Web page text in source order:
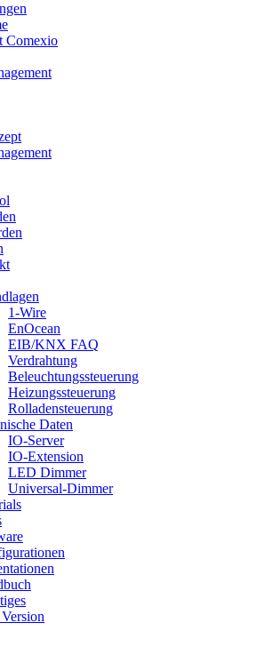
Comexio
1-Wire
EnOcean
EIB/KNX FAQ
Verdrahtung
Beleuchtungssteuerung
Heizungssteuerung
Rolladensteuerung
Daten
IO-Server
IO-Extension
LED Dimmer
Universal-Dimmer